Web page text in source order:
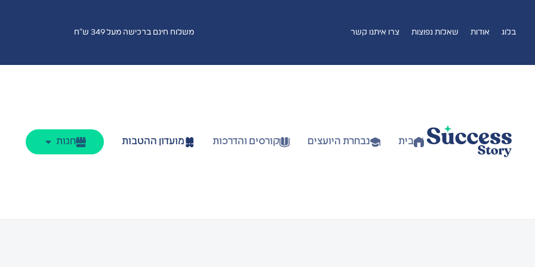
בלוג אודות שאלות נפוצות צרו איתנו קשר משלוח חינם ברכישה מעל 349 ש"ח
בית נבחרת היועצים קורסים והדרכות מועדון ההטבות חנות